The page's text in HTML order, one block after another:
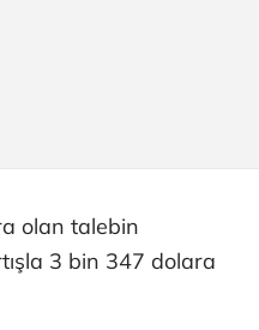
olan talebin
3 bin 347 dolara